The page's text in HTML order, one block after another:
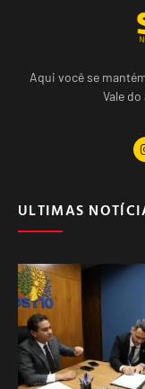
Aqui você se
Vale
ULTIMAS